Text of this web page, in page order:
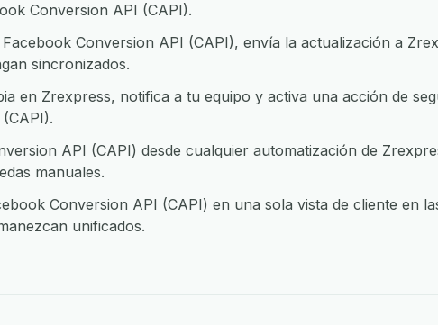
Conversion API (CAPI).
Conversion API (CAPI), envía la actualización a
sincronizados.
en Zrexpress, notifica a tu equipo y activa una acción de
API (CAPI) desde cualquier automatización de
manuales.
Conversion API (CAPI) en una sola vista de cliente en
unificados.